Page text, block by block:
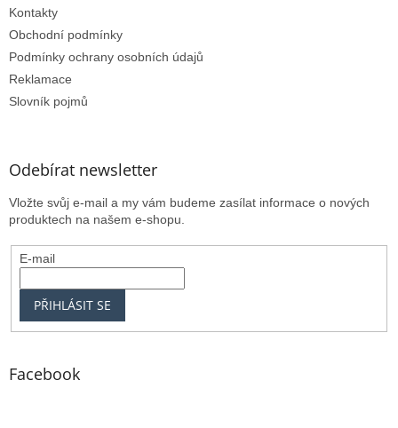
Kontakty
Obchodní podmínky
Podmínky ochrany osobních údajů
Reklamace
Slovník pojmů
Odebírat newsletter
Vložte svůj e-mail a my vám budeme zasílat informace o nových
produktech na našem e-shopu.
E-mail
PŘIHLÁSIT SE
Facebook